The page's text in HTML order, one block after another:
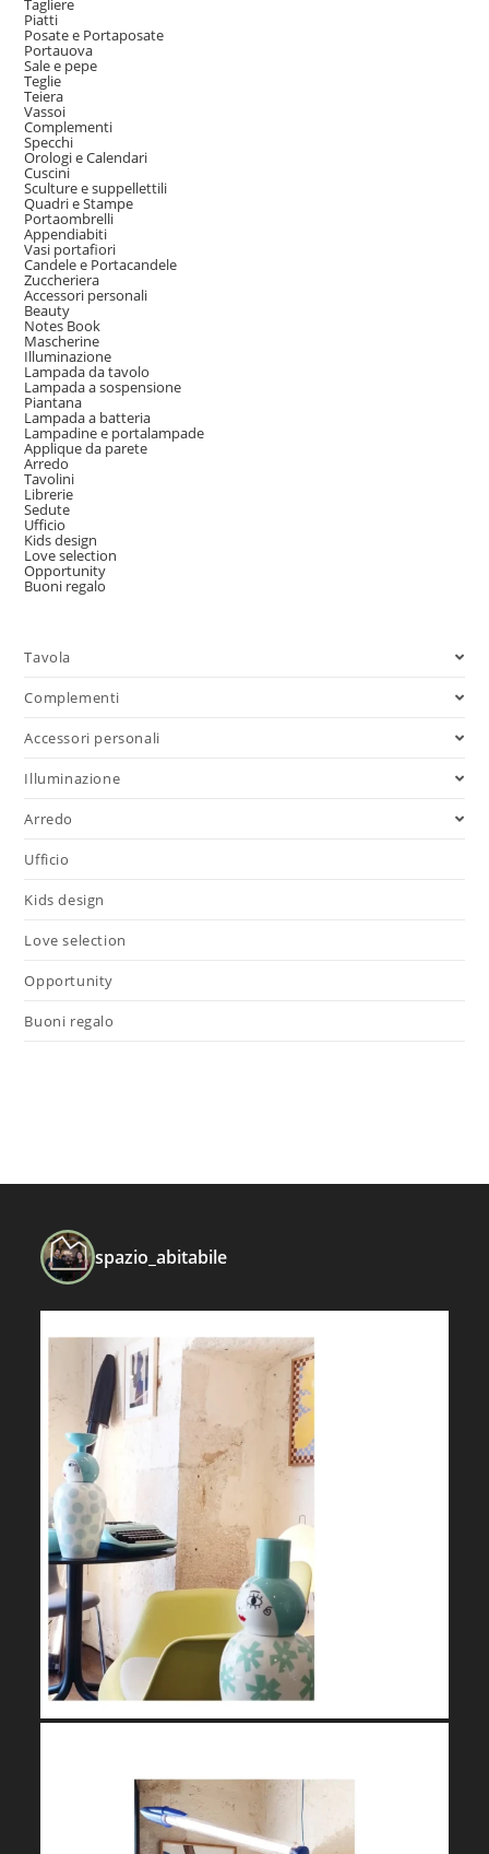
Tagliere
Piatti
Posate e Portaposate
Portauova
Sale e pepe
Teglie
Teiera
Vassoi
Complementi
Specchi
Orologi e Calendari
Cuscini
Sculture e suppellettili
Quadri e Stampe
Portaombrelli
Appendiabiti
Vasi portafiori
Candele e Portacandele
Zuccheriera
Accessori personali
Beauty
Notes Book
Mascherine
Illuminazione
Lampada da tavolo
Lampada a sospensione
Piantana
Lampada a batteria
Lampadine e portalampade
Applique da parete
Arredo
Tavolini
Librerie
Sedute
Ufficio
Kids design
Love selection
Opportunity
Buoni regalo
Tavola
Complementi
Accessori personali
Illuminazione
Arredo
Ufficio
Kids design
Love selection
Opportunity
Buoni regalo
spazio_abitabile